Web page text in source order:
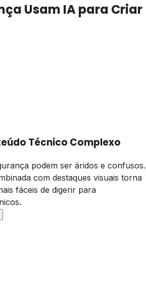
Usam IA para Criar
Técnico Complexo
podem ser áridos e confusos.
com destaques visuais torna
fáceis de digerir para